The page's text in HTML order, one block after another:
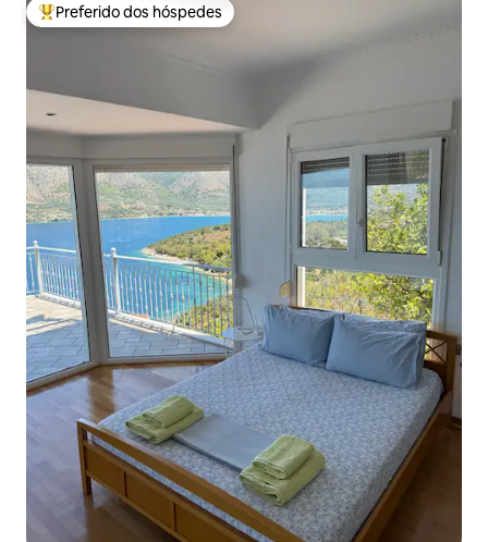
Entre os melhores preferidos dos hóspedes
Preferido dos hóspedes